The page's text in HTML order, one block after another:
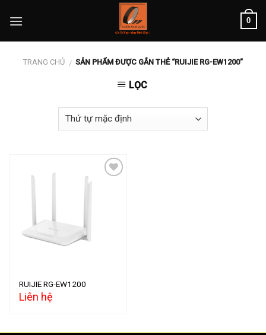
0
TRANG CHỦ / SẢN PHẨM ĐƯỢC GẮN THẺ “RUIJIE RG-EW1200”
LỌC
RUIJIE RG-EW1200
Liên hệ